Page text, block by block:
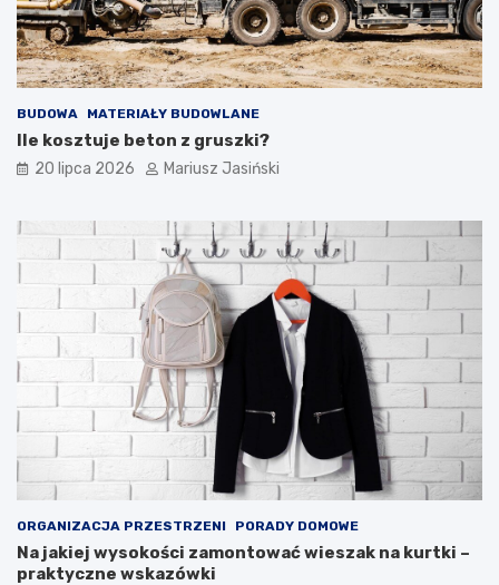
BUDOWA MATERIAŁY BUDOWLANE
Ile kosztuje beton z gruszki?
20 lipca 2026 Mariusz Jasiński
ORGANIZACJA PRZESTRZENI PORADY DOMOWE
Na jakiej wysokości zamontować wieszak na kurtki –
praktyczne wskazówki